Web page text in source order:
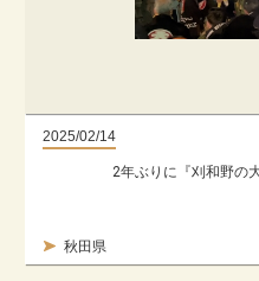
2025/02/14
秋田県
2年ぶりに『刈和野の